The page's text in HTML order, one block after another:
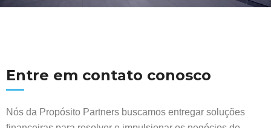
Entre em contato conosco
Nós da Propósito Partners buscamos entregar soluções